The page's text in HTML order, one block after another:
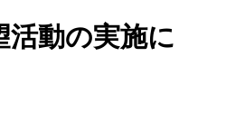
活動の実施に